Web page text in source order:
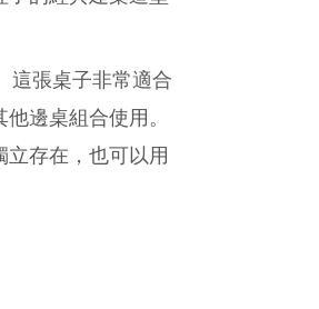
這張桌子非常適合
邊桌組合使用。
存在，也可以用